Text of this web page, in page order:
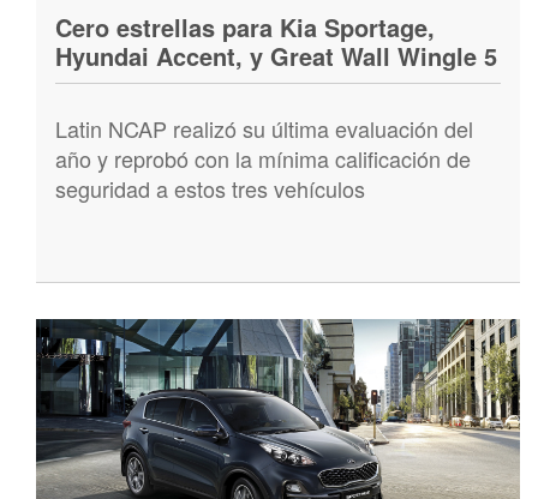
Cero estrellas para Kia Sportage,
Hyundai Accent, y Great Wall Wingle 5
Latin NCAP realizó su última evaluación del
año y reprobó con la mínima calificación de
seguridad a estos tres vehículos